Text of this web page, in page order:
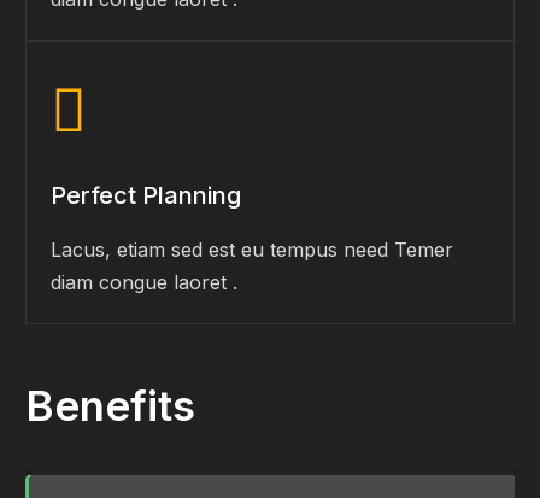
Perfect Planning
Lacus, etiam sed est eu tempus need Temer
diam congue laoret .
Benefits